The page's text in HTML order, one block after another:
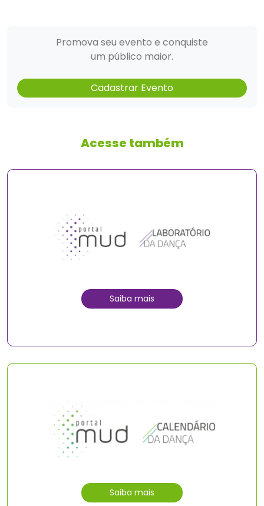
Promova seu evento e conquiste
um público maior.
Cadastrar Evento
Acesse também
Saiba mais
Saiba mais